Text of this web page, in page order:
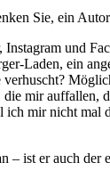
Sie, ein
und
Laden, ein
mir
mir nicht
ist er auch